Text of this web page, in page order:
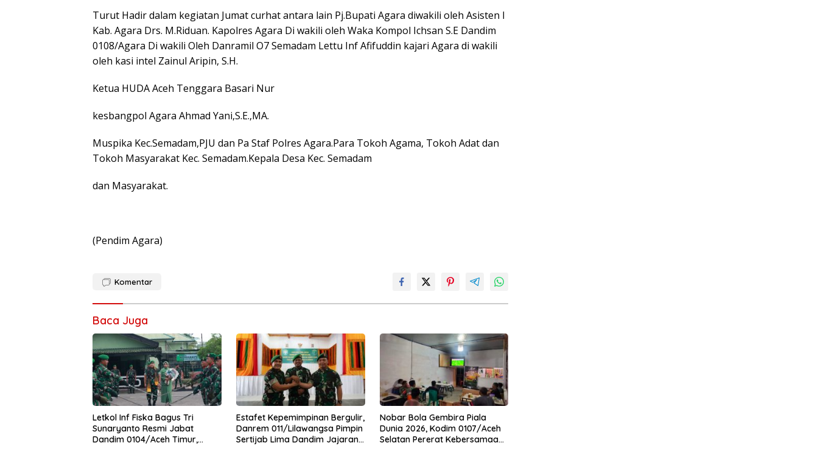
Turut Hadir dalam kegiatan Jumat curhat antara lain Pj.Bupati Agara diwakili oleh Asisten l
Kab. Agara Drs. M.Riduan. Kapolres Agara Di wakili oleh Waka Kompol Ichsan S.E Dandim
0108/Agara Di wakili Oleh Danramil O7 Semadam Lettu Inf Afifuddin kajari Agara di wakili
oleh kasi intel Zainul Aripin, S.H.
Ketua HUDA Aceh Tenggara Basari Nur
kesbangpol Agara Ahmad Yani,S.E.,MA.
Muspika Kec.Semadam,PJU dan Pa Staf Polres Agara.Para Tokoh Agama, Tokoh Adat dan
Tokoh Masyarakat Kec. Semadam.Kepala Desa Kec. Semadam
dan Masyarakat.
(Pendim Agara)
Komentar
Baca Juga
Letkol Inf Fiska Bagus Tri
Sunaryanto Resmi Jabat
Dandim 0104/Aceh Timur,
Estafet Kepemimpinan Bergulir,
Danrem 011/Lilawangsa Pimpin
Sertijab Lima Dandim Jajaran
Nobar Bola Gembira Piala
Dunia 2026, Kodim 0107/Aceh
Selatan Pererat Kebersamaan